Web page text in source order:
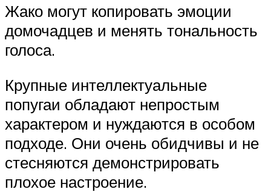
Жако могут копировать эмоции
домочадцев и менять тональность
голоса.
Крупные интеллектуальные
попугаи обладают непростым
характером и нуждаются в особом
подходе. Они очень обидчивы и не
стесняются демонстрировать
плохое настроение.